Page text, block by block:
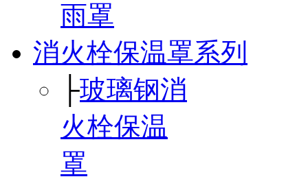
雨罩
消火栓保温罩系列
├玻璃钢消
火栓保温
罩